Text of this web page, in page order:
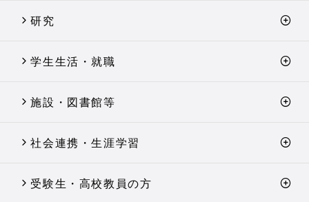
研究
学生生活・就職
施設・図書館等
社会連携・生涯学習
受験生・高校教員の方